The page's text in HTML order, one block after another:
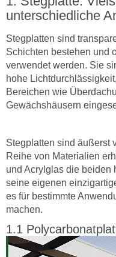
unterschiedliche
Stegplatten sind
Schichten bestehen und
verwendet werden. Sie
hohe
Bereichen wie
Gewächshäusern
Stegplatten sind äußerst
Reihe von Materialien
und Acrylglas die beiden
seine eigenen
es für bestimmte
machen.